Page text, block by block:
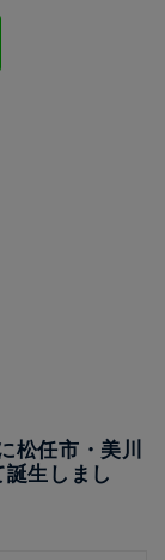
松任市・美川
生しまし